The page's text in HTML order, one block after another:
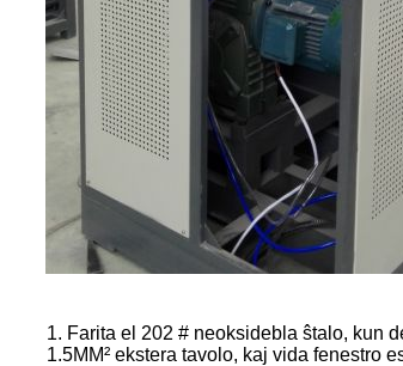
1. Farita el 202 # neoksidebla ŝtalo, kun
1.5MM² ekstera tavolo, kaj vida fenestro